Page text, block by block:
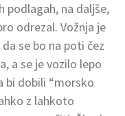
podlagah, na daljše,
odrezal. Vožnja je
se bo na poti čez
a se je vozilo lepo
bi dobili “morsko
z lahkoto